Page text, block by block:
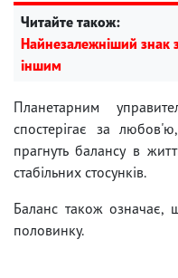
Читайте також:
Найнезалежніший знак
іншим
Планетарним
спостерігає за
прагнуть балансу в
стабільних стосунків.
Баланс також означає,
половинку.